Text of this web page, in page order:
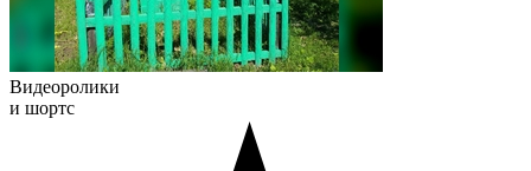
Видеоролики
и шортс